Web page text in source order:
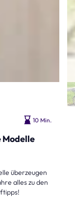
10 Min.
Modelle
überzeugen
alles zu den